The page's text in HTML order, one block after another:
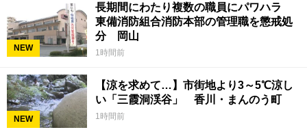
NEW
長期間にわたり複数の職員にパワハラ
東備消防組合消防本部の管理職を懲戒処
分 岡山
1時間前
NEW
【涼を求めて…】市街地より3～5℃涼し
い「三霞洞渓谷」 香川・まんのう町
1時間前